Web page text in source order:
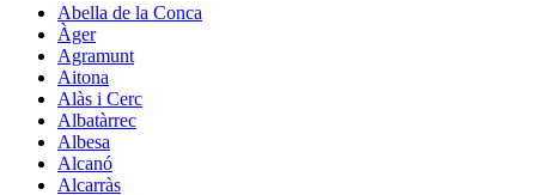
Abella de la Conca
Àger
Agramunt
Aitona
Alàs i Cerc
Albatàrrec
Albesa
Alcanó
Alcarràs